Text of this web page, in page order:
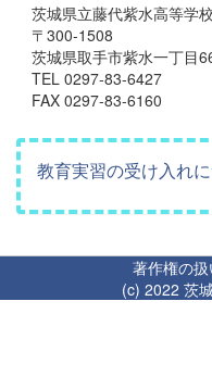
茨城県立藤代紫水高等学校
〒300-1508
茨城県取手市紫水一丁目
TEL 0297-83-6427
FAX 0297-83-6160
教育実習の受け入れ
著作権の
(c) 2022 茨